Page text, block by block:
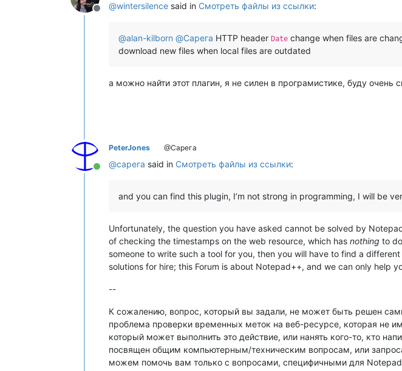
Offline
@wintersilence said in Смотреть файлы из ссылки:
@alan-kilborn @Сарега HTTP header Date change when files are
download new files when local files are outdated
а можно найти этот плагин, я не силен в програмистике, буду
Online
PeterJones @Сарега
@сарега said in Смотреть файлы из ссылки:
and you can find this plugin, I’m not strong in programming, I will be
Unfortunately, the question you have asked cannot be solved by
of checking the timestamps on the web resource, which has nothing to
someone to write such a tool for you, then you will have to find a
solutions for hire; this Forum is about Notepad++, and we can only help
--
К сожалению, вопрос, который вы задали, не может быть решен
проблема проверки временных меток на веб-ресурсе, которая не
который может выполнить это действие, или нанять кого-то, кто
посвящен общим компьютерным/техническим вопросам, или
можем помочь вам только с вопросами, специфичными для